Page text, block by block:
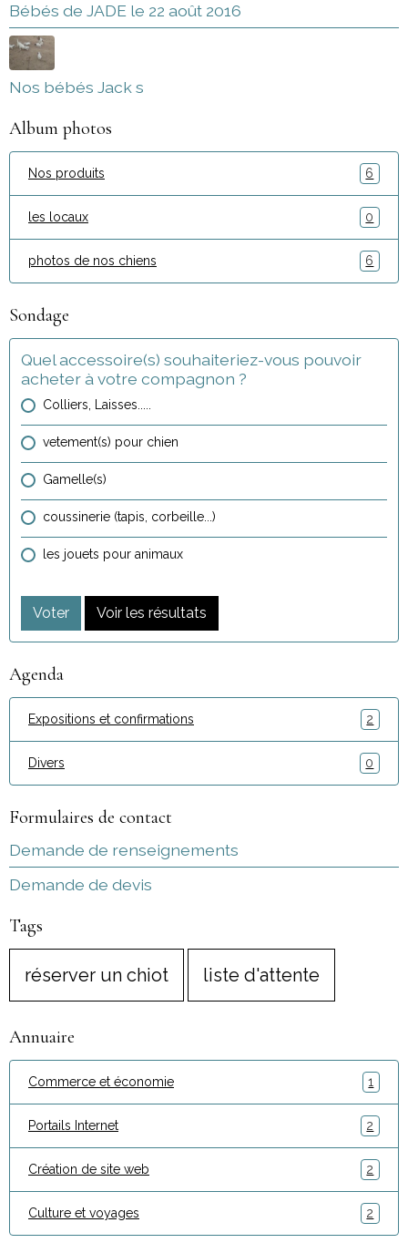
Bébés de JADE le 22 août 2016
Nos bébés Jack s
Album photos
Nos produits 6
les locaux 0
photos de nos chiens 6
Sondage
Quel accessoire(s) souhaiteriez-vous pouvoir
acheter à votre compagnon ?
Colliers, Laisses.....
vetement(s) pour chien
Gamelle(s)
coussinerie (tapis, corbeille...)
les jouets pour animaux
Voter Voir les résultats
Agenda
Expositions et confirmations 2
Divers 0
Formulaires de contact
Demande de renseignements
Demande de devis
Tags
réserver un chiot liste d'attente
Annuaire
Commerce et économie 1
Portails Internet 2
Création de site web 2
Culture et voyages 2